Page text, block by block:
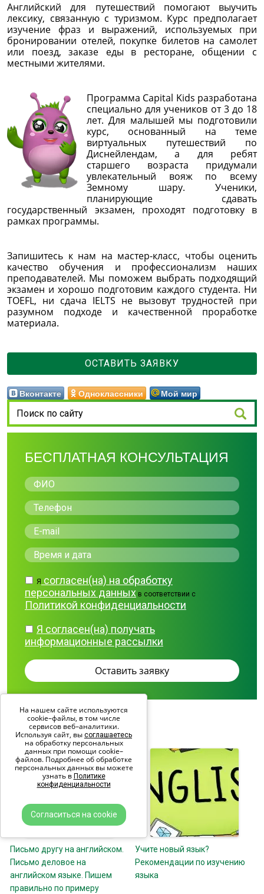
Английский для путешествий помогают выучить
лексику, связанную с туризмом. Курс предполагает
изучение фраз и выражений, используемых при
бронировании отелей, покупке билетов на самолет
или поезд, заказе еды в ресторане, общении с
местными жителями.
Программа Capital Kids разработана
специально для учеников от 3 до 18
лет. Для малышей мы подготовили
курс, основанный на теме
виртуальных путешествий по
Диснейлендам, а для ребят
старшего возраста придумали
увлекательный вояж по всему
Земному шару. Ученики,
планирующие сдавать
государственный экзамен, проходят подготовку в
рамках программы.
Запишитесь к нам на мастер-класс, чтобы оценить
качество обучения и профессионализм наших
преподавателей. Мы поможем выбрать подходящий
экзамен и хорошо подготовим каждого студента. Ни
TOEFL, ни сдача IELTS не вызовут трудностей при
разумном подходе и качественной проработке
материала.
ОСТАВИТЬ ЗАЯВКУ
Вконтакте Одноклассники Мой мир
БЕСПЛАТНАЯ КОНСУЛЬТАЦИЯ
Я согласен(на) на обработку
персональных данных в соответствии с
Политикой конфиденциальности
Я согласен(на) получать
информационные рассылки
ПОХОЖИЕ СТАТЬИ
Письмо другу на английском.
Письмо деловое на
английском языке. Пишем
правильно по примеру
Учите новый язык?
Рекомендации по изучению
языка
На нашем сайте используются
cookie–файлы, в том числе
сервисов веб–аналитики.
Используя сайт, вы соглашаетесь
на обработку персональных
данных при помощи cookie–
файлов. Подробнее об обработке
персональных данных вы можете
узнать в Политике
конфиденциальности
Согласиться на cookie